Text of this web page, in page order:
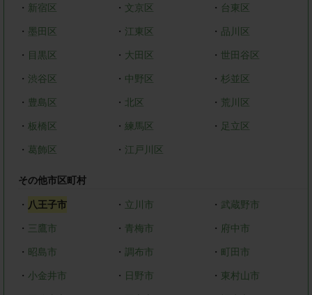
・ 新宿区 ・ 文京区 ・ 台東区
・ 墨田区 ・ 江東区 ・ 品川区
・ 目黒区 ・ 大田区 ・世田谷区
・ 渋谷区 ・ 中野区 ・杉並区
・ 豊島区 ・ 北区 ・ 荒川区
・ 板橋区 ・ 練馬区 ・ 足立区
・ 葛飾区 ・ 江戸川区
その他市区町村
・ 八王子市 ・ 立川市 ・ 武蔵野市
・ 三鷹市 ・ 青梅市 ・ 府中市
・ 昭島市 ・ 調布市 ・ 町田市
・ 小金井市 ・ 日野市 ・ 東村山市